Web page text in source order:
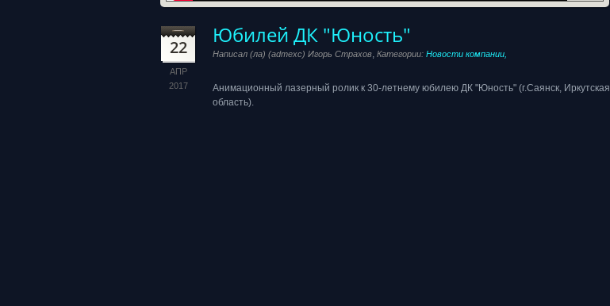
22
АПР
2017
Юбилей ДК "Юность"
Написал (ла) (admexc) Игорь Страхов, Категории: Новости компании,
Анимационный лазерный ролик к 30-летнему юбилею ДК "Юность" (г.Саянск, Иркутская
область).